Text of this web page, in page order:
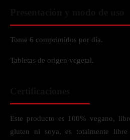
Tome 6 comprimidos por día.
Tabletas de origen vegetal.
Este producto es 100% vegano,
gluten ni soya, es totalmente